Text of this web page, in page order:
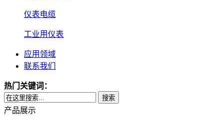
仪表电缆
工业用仪表
应用领域
联系我们
热门关键词：
搜索
产品展示